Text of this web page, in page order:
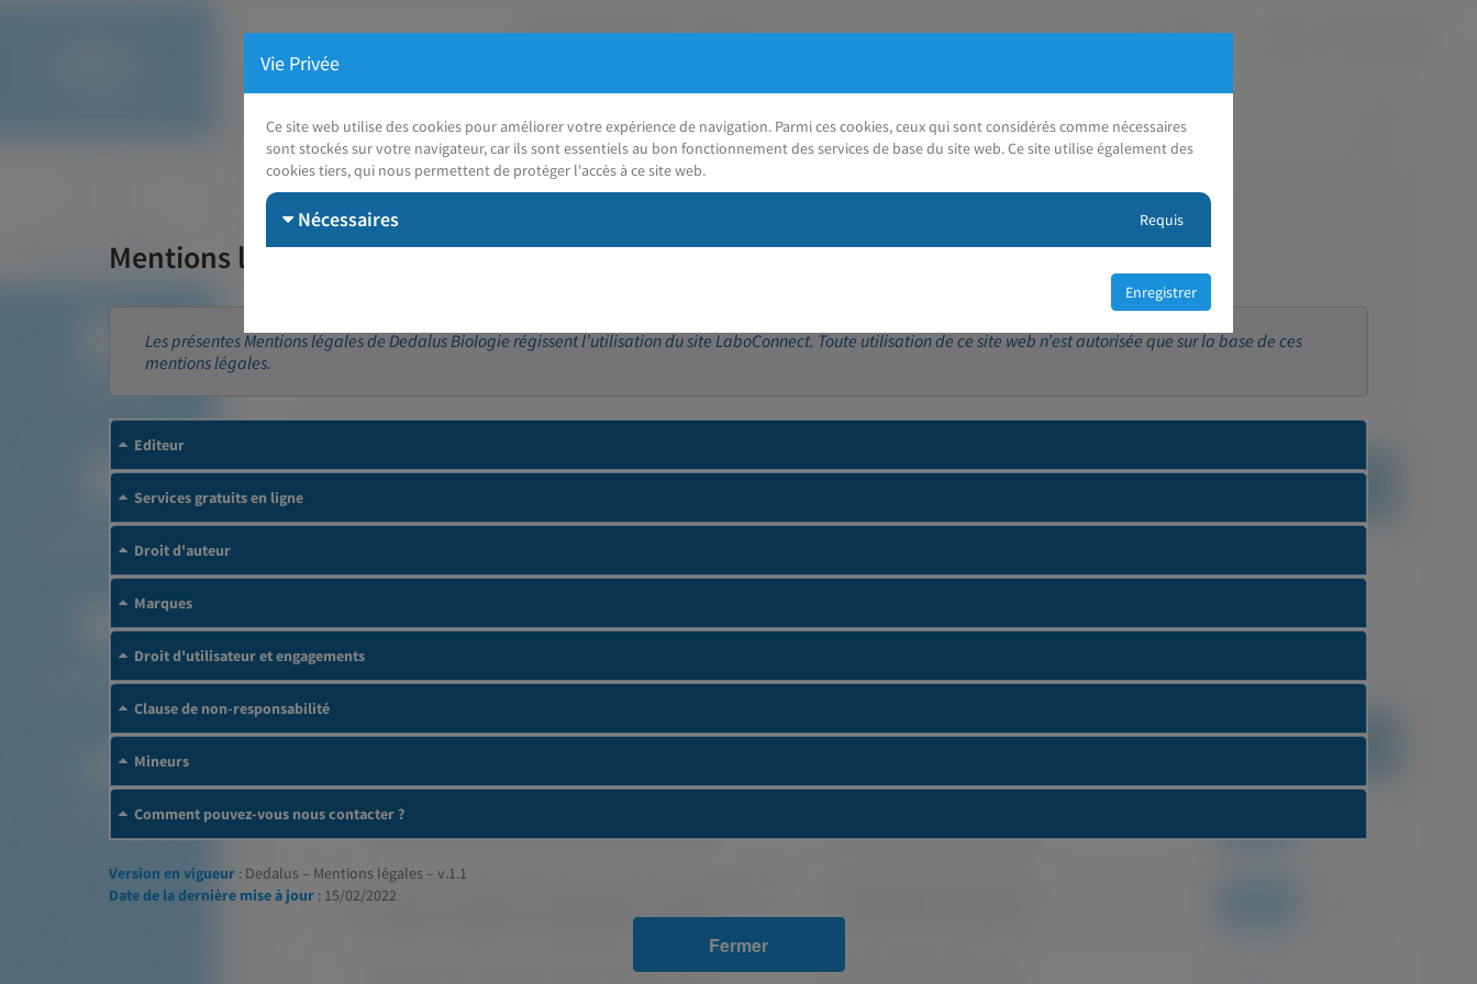
Mentions légales
Les présentes Mentions légales de Dedalus Biologie régissent l’utilisation du site LaboConnect. Toute utilisation de ce site web n’est autorisée que sur la base de ces
mentions légales.
Editeur
Services gratuits en ligne
Droit d'auteur
Marques
Droit d'utilisateur et engagements
Clause de non-responsabilité
Mineurs
Comment pouvez-vous nous contacter ?
Version en vigueur : Dedalus – Mentions légales – v.1.1
Date de la dernière mise à jour : 15/02/2022
Fermer
Vie Privée
Ce site web utilise des cookies pour améliorer votre expérience de navigation. Parmi ces cookies, ceux qui sont considérés comme nécessaires
sont stockés sur votre navigateur, car ils sont essentiels au bon fonctionnement des services de base du site web. Ce site utilise également des
cookies tiers, qui nous permettent de protéger l'accès à ce site web.
Nécessaires Requis